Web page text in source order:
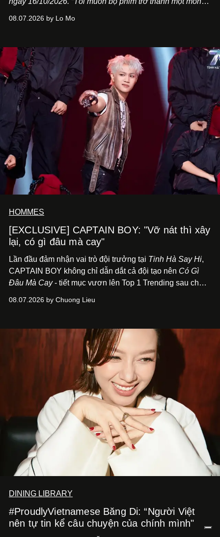
Việt Nam”, NSX Will Vũ cho biết.
08.07.2026 by Lo Mo
HOMMES
[EXCLUSIVE] CAPTAIN BOY: "Vỡ nát thì xây
lại, có gì đâu mà cay"
Lần đầu đảm nhận vai trò đội trưởng tại Tinh Hà Say Hi,
CAPTAIN BOY không chỉ dẫn dắt cả đội tạo nên Có Gì
Đâu Mà Cay- tiết mục vươn lên Top 1 Trending sau chưa
để lắng nghe, kết nối và tin tưởng đồng đội. Với nam
trình trở thành một producer thực thụ.
08.07.2026 by Chuong Lieu
DINING LIBRARY
#ProudlyVietnamese Băng Di: “Người Việt
nên tự tin kể câu chuyện của chính mình"